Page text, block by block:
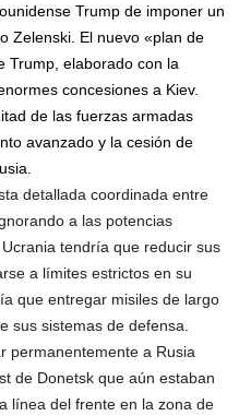
Trump de imponer un
Zelenski. El nuevo «plan de
Trump, elaborado con la
concesiones a Kiev.
de las fuerzas armadas
avanzado y la cesión de
detallada coordinada entre
a las potencias
tendría que reducir sus
a límites estrictos en su
que entregar misiles de largo
sus sistemas de defensa.
permanentemente a Rusia
de Donetsk que aún estaban
línea del frente en la zona de